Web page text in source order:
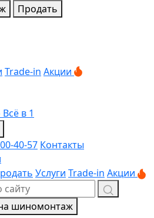
Продать
Trade-in Акции
40-57 Контакты
Услуги Trade-in Акции
шиномонтаж